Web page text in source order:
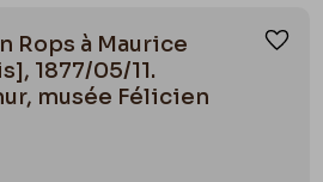
Rops à Maurice
1877/05/11.
musée Félicien